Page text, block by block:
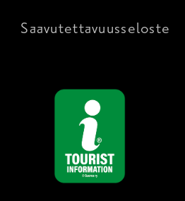
Saavutettavuusseloste